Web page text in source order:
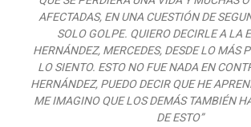
AFECTADAS, EN UNA CUESTIÓN DE
SOLO GOLPE. QUIERO DECIRLE A LA
HERNÁNDEZ, MERCEDES, DESDE LO MÁS
LO SIENTO. ESTO NO FUE NADA EN
HERNÁNDEZ, PUEDO DECIR QUE HE
ME IMAGINO QUE LOS DEMÁS TAMBIÉN
DE ESTO”